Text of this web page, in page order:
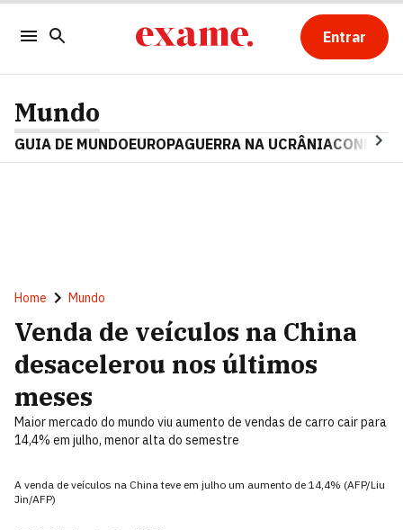
Entrar
Mundo
GUIA DE MUNDOEUROPAGUERRA NA UCRÂNIA
Home Mundo
Venda de veículos na China
desacelerou nos últimos
meses
Maior mercado do mundo viu aumento de vendas de carro cair para
14,4% em julho, menor alta do semestre
A venda de veículos na China teve em julho um aumento de 14,4% (AFP/Liu
Jin/AFP)